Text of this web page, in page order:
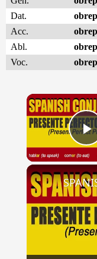
Dat.
Acc.
Abl.
Voc.